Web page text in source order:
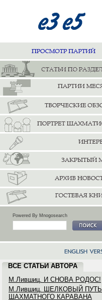
Powered By Mnogosearch
ВСЕ СТАТЬИ АВТОРА
М.Лившиц. И СНОВА РОДОС!
М.Лившиц. ШЕЛКОВЫЙ ПУТЬ
ШАХМАТНОГО КАРАВАНА